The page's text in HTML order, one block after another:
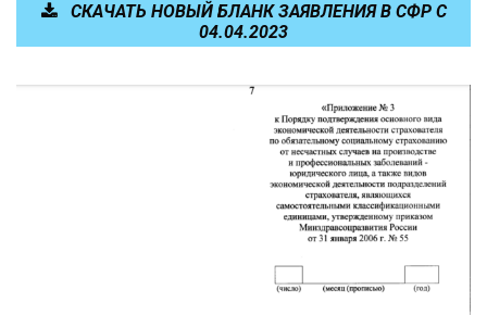
СКАЧАТЬ НОВЫЙ БЛАНК ЗАЯВЛЕНИЯ В СФР С
04.04.2023